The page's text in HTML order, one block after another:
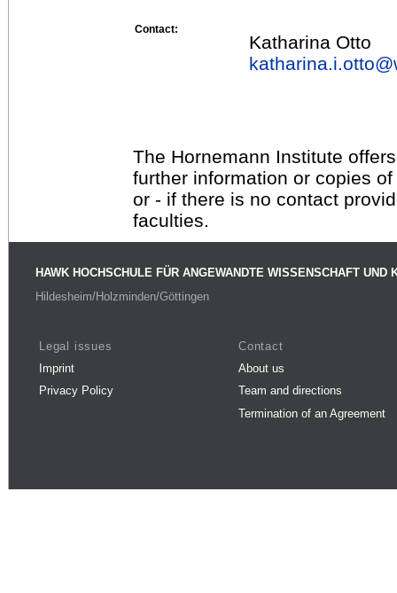
Contact:
Katharina Otto
katharina.i.otto@
The Hornemann Institute
further information or copies
or - if there is no contact
faculties.
HAWK HOCHSCHULE FÜR ANGEWANDTE WISSENSCHAFT UND
Hildesheim/Holzminden/Göttingen
Legal issues
Imprint
Privacy Policy
Contact
About us
Team and directions
Termination of an Agreement